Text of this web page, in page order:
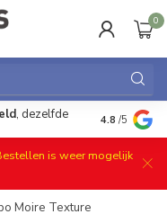
0
, dezelfde Gratis
4.8 /5
is weer mogelijk
Moire Texture